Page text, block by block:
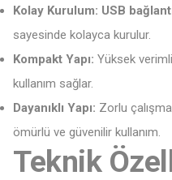
Kolay Kurulum: USB
sayesinde kolayca kurulur.
Kompakt Yapı: Yüksek
kullanım sağlar.
Dayanıklı Yapı: Zorlu
ömürlü ve güvenilir kullanım.
Teknik